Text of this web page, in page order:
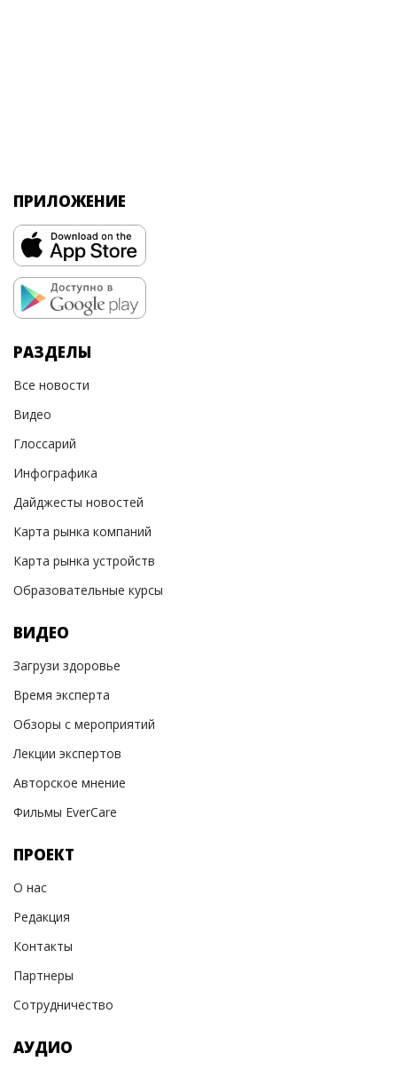
ПРИЛОЖЕНИЕ
РАЗДЕЛЫ
Все новости
Видео
Глоссарий
Инфографика
Дайджесты новостей
Карта рынка компаний
Карта рынка устройств
Образовательные курсы
ВИДЕО
Загрузи здоровье
Время эксперта
Обзоры с мероприятий
Лекции экспертов
Авторское мнение
Фильмы EverCare
ПРОЕКТ
О нас
Редакция
Контакты
Партнеры
Сотрудничество
АУДИО